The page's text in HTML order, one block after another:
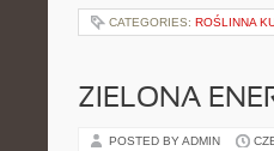
CATEGORIES: ROŚLINNA
ZIELONA
POSTED BY ADMIN